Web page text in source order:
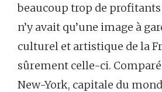
beaucoup trop de profitants
n’y avait qu’une image à
culturel et artistique de la
sûrement celle-ci.
New-York, capitale du